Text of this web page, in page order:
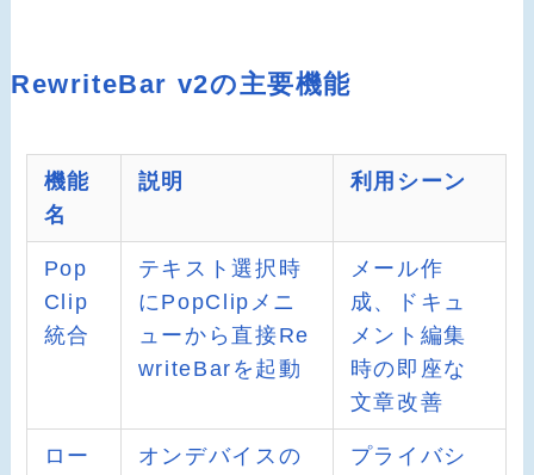
RewriteBar v2の主要機能
機能
名
説明 利用シーン
Pop
Clip
統合
テキスト選択時
にPopClipメニ
ューから直接Re
writeBarを起動
メール作
成、ドキュ
メント編集
時の即座な
文章改善
ロー
オンデバイスの
プライバシ